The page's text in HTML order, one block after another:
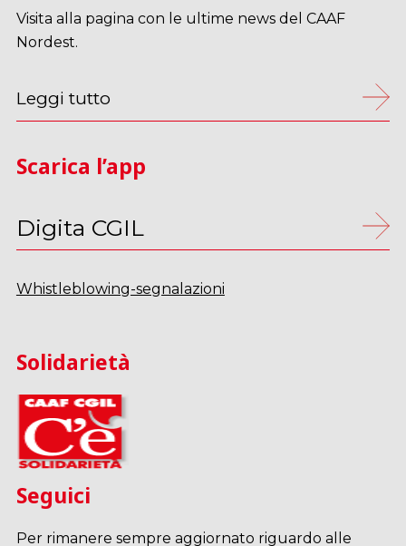
Visita alla pagina con le ultime news del CAAF
Nordest.
Leggi tutto
Scarica l’app
Digita CGIL
Whistleblowing-segnalazioni
Solidarietà
Seguici
Per rimanere sempre aggiornato riguardo alle